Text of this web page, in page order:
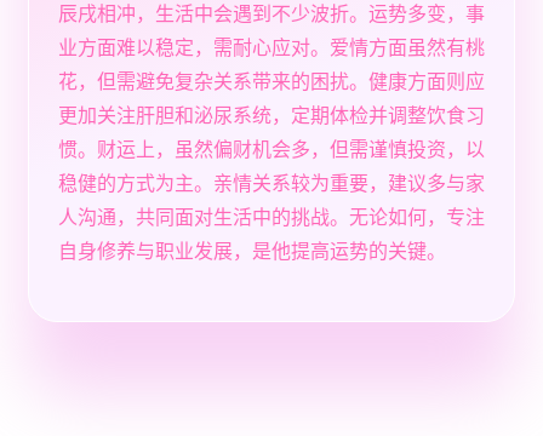
辰戌相冲，生活中会遇到不少波折。运势多变，事
业方面难以稳定，需耐心应对。爱情方面虽然有桃
花，但需避免复杂关系带来的困扰。健康方面则应
更加关注肝胆和泌尿系统，定期体检并调整饮食习
惯。财运上，虽然偏财机会多，但需谨慎投资，以
稳健的方式为主。亲情关系较为重要，建议多与家
人沟通，共同面对生活中的挑战。无论如何，专注
自身修养与职业发展，是他提高运势的关键。